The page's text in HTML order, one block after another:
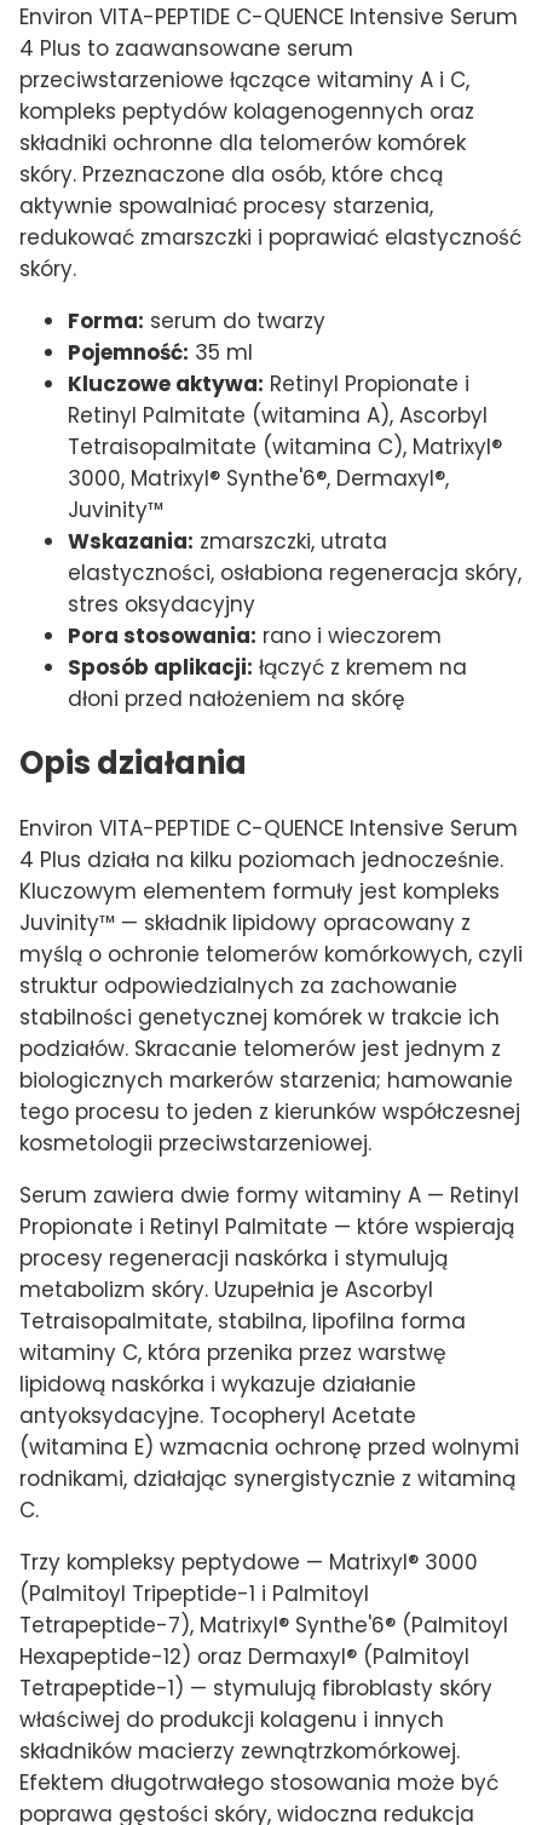
Environ VITA-PEPTIDE C-QUENCE Intensive Serum
4 Plus to zaawansowane serum
przeciwstarzeniowe łączące witaminy A i C,
kompleks peptydów kolagenogennych oraz
składniki ochronne dla telomerów komórek
skóry. Przeznaczone dla osób, które chcą
aktywnie spowalniać procesy starzenia,
redukować zmarszczki i poprawiać elastyczność
skóry.
Forma: serum do twarzy
Pojemność: 35 ml
Kluczowe aktywa: Retinyl Propionate i
Retinyl Palmitate (witamina A), Ascorbyl
Tetraisopalmitate (witamina C), Matrixyl®
3000, Matrixyl® Synthe'6®, Dermaxyl®,
Juvinity™
Wskazania: zmarszczki, utrata
elastyczności, osłabiona regeneracja skóry,
stres oksydacyjny
Pora stosowania: rano i wieczorem
Sposób aplikacji: łączyć z kremem na
dłoni przed nałożeniem na skórę
Opis działania
Environ VITA-PEPTIDE C-QUENCE Intensive Serum
4 Plus działa na kilku poziomach jednocześnie.
Kluczowym elementem formuły jest kompleks
Juvinity™ — składnik lipidowy opracowany z
myślą o ochronie telomerów komórkowych, czyli
struktur odpowiedzialnych za zachowanie
stabilności genetycznej komórek w trakcie ich
podziałów. Skracanie telomerów jest jednym z
biologicznych markerów starzenia; hamowanie
tego procesu to jeden z kierunków współczesnej
kosmetologii przeciwstarzeniowej.
Serum zawiera dwie formy witaminy A — Retinyl
Propionate i Retinyl Palmitate — które wspierają
procesy regeneracji naskórka i stymulują
metabolizm skóry. Uzupełnia je Ascorbyl
Tetraisopalmitate, stabilna, lipofilna forma
witaminy C, która przenika przez warstwę
lipidową naskórka i wykazuje działanie
antyoksydacyjne. Tocopheryl Acetate
(witamina E) wzmacnia ochronę przed wolnymi
rodnikami, działając synergistycznie z witaminą
C.
Trzy kompleksy peptydowe — Matrixyl® 3000
(Palmitoyl Tripeptide-1 i Palmitoyl
Tetrapeptide-7), Matrixyl® Synthe'6® (Palmitoyl
Hexapeptide-12) oraz Dermaxyl® (Palmitoyl
Tetrapeptide-1) — stymulują fibroblasty skóry
właściwej do produkcji kolagenu i innych
składników macierzy zewnątrzkomórkowej.
Efektem długotrwałego stosowania może być
poprawa gęstości skóry, widoczna redukcja